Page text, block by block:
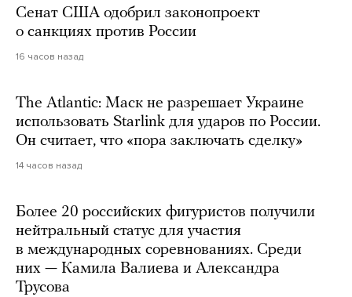
Сенат США одобрил законопроект
о санкциях против России
16 часов назад
The Atlantic: Маск не разрешает Украине
использовать Starlink для ударов по России.
Он считает, что «пора заключать сделку»
14 часов назад
Более 20 российских фигуристов получили
нейтральный статус для участия
в международных соревнованиях. Среди
них — Камила Валиева и Александра
Трусова